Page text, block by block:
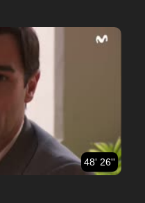
48' 26''